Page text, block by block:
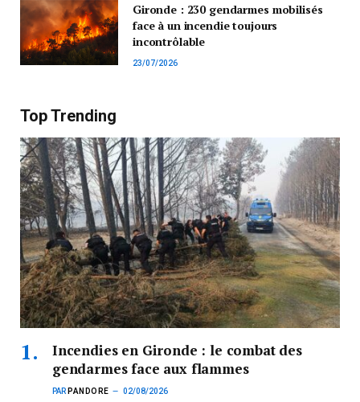
Gironde : 230 gendarmes mobilisés
face à un incendie toujours
incontrôlable
23/07/2026
Top Trending
Incendies en Gironde : le combat des
gendarmes face aux flammes
PAR PANDORE 02/08/2026